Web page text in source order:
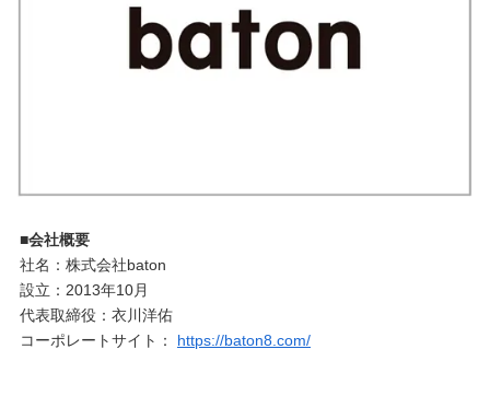
■会社概要
社名：株式会社baton
設立：2013年10月
代表取締役：衣川洋佑
コーポレートサイト： https://baton8.com/